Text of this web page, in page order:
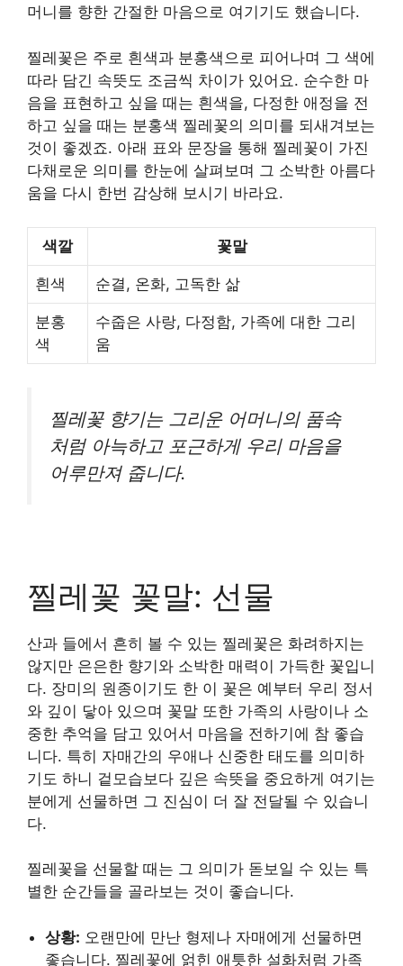
머니를 향한 간절한 마음으로 여기기도 했습니다.
찔레꽃은 주로 흰색과 분홍색으로 피어나며 그 색에
따라 담긴 속뜻도 조금씩 차이가 있어요. 순수한 마
음을 표현하고 싶을 때는 흰색을, 다정한 애정을 전
하고 싶을 때는 분홍색 찔레꽃의 의미를 되새겨보는
것이 좋겠죠. 아래 표와 문장을 통해 찔레꽃이 가진
다채로운 의미를 한눈에 살펴보며 그 소박한 아름다
움을 다시 한번 감상해 보시기 바라요.
색깔 꽃말
흰색 순결, 온화, 고독한 삶
분홍
색
수줍은 사랑, 다정함, 가족에 대한 그리
움
찔레꽃 향기는 그리운 어머니의 품속
처럼 아늑하고 포근하게 우리 마음을
어루만져 줍니다.
찔레꽃 꽃말: 선물
산과 들에서 흔히 볼 수 있는 찔레꽃은 화려하지는
않지만 은은한 향기와 소박한 매력이 가득한 꽃입니
다. 장미의 원종이기도 한 이 꽃은 예부터 우리 정서
와 깊이 닿아 있으며 꽃말 또한 가족의 사랑이나 소
중한 추억을 담고 있어서 마음을 전하기에 참 좋습
니다. 특히 자매간의 우애나 신중한 태도를 의미하
기도 하니 겉모습보다 깊은 속뜻을 중요하게 여기는
분에게 선물하면 그 진심이 더 잘 전달될 수 있습니
다.
찔레꽃을 선물할 때는 그 의미가 돋보일 수 있는 특
별한 순간들을 골라보는 것이 좋습니다.
상황: 오랜만에 만난 형제나 자매에게 선물하면
좋습니다. 찔레꽃에 얽힌 애틋한 설화처럼 가족